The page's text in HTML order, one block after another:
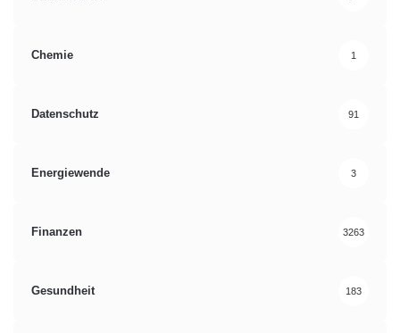
Chemie 1
Datenschutz 91
Energiewende 3
Finanzen 3263
Gesundheit 183